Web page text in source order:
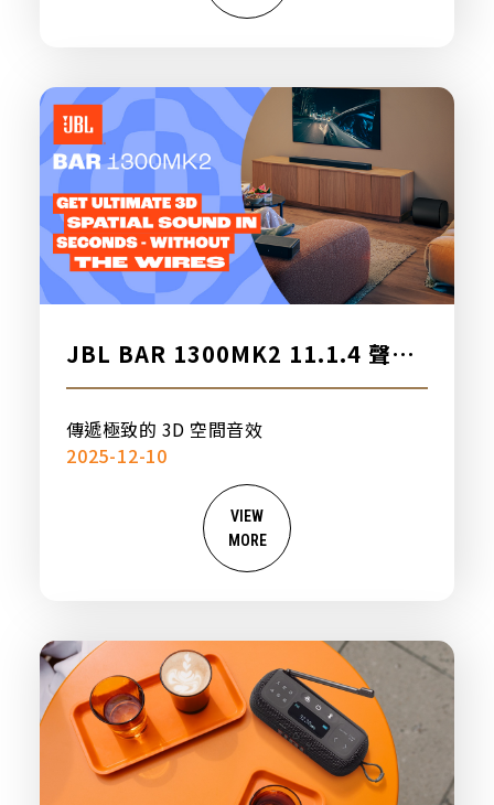
JBL BAR 1300MK2 11.1.4 聲道
家庭劇院音響，新品上市
傳遞極致的 3D 空間音效
2025-12-10
VIEW
MORE